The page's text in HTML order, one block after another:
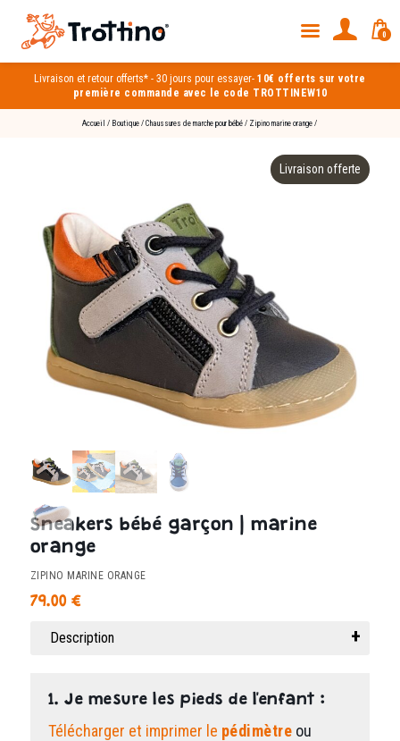
Livraison et retour offerts* -30 jours pour essayer-10€ offerts sur votre
première commande avec le code TROTTINEW10
0
Accueil / Boutique/ Chaussures de marche pour bébé/ Zipino marine orange/
Sneakers bébé garçon | marine
orange
ZIPINO MARINE ORANGE
79.00 €
Description
1. Je mesure les pieds de l'enfant :
Télécharger et imprimer le pédimètre ou